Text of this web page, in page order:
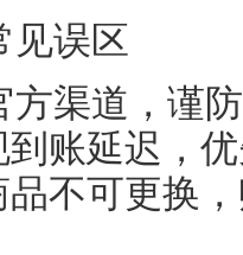
见误区
方渠道，谨
账延迟，
不可更换